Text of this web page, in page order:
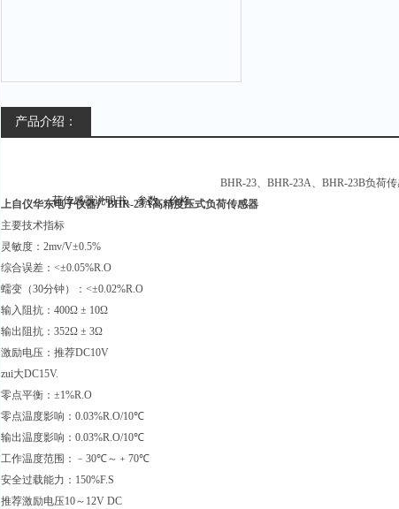
产品介绍：
BHR-23、 BHR-23A、 BHR-23B负荷
上自仪华东电子仪器厂BHR-23A高精度压式负荷传感器
主要技术指标
灵敏度： 2mv/V±0.5%
综合误差： <±0.05%R.O
蠕变（30分钟）： <±0.02%R.O
输入阻抗： 400Ω ± 10Ω
输出阻抗： 352Ω ± 3Ω
激励电压：推荐DC10V
zui大DC15V.
零点平衡：±1%R.O
零点温度影响： 0.03%R.O/10℃
输出温度影响： 0.03%R.O/10℃
工作温度范围：﹣ 30℃～﹢ 70℃
安全过载能力： 150%F.S
推荐激励电压10～ 12V DC